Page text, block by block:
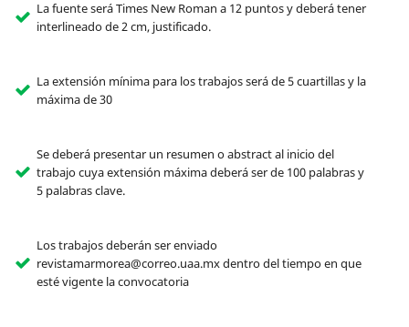
La fuente será Times New Roman a 12 puntos y deberá tener
interlineado de 2 cm, justificado.
La extensión mínima para los trabajos será de 5 cuartillas y la
máxima de 30
Se deberá presentar un resumen o abstract al inicio del
trabajo cuya extensión máxima deberá ser de 100 palabras y
5 palabras clave.
Los trabajos deberán ser enviado
revistamarmorea@correo.uaa.mx dentro del tiempo en que
esté vigente la convocatoria